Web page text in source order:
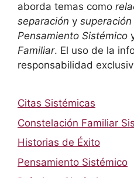
aborda temas como
separación y
Pensamiento Sistémico
Familiar. El uso de la
responsabilidad
Citas Sistémicas
Constelación Familiar
Historias de Éxito
Pensamiento Sistémico